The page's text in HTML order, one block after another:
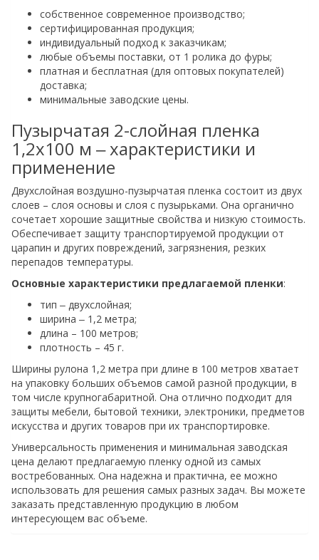
собственное современное производство;
сертифицированная продукция;
индивидуальный подход к заказчикам;
любые объемы поставки, от 1 ролика до фуры;
платная и бесплатная (для оптовых покупателей)
доставка;
минимальные заводские цены.
Пузырчатая 2-слойная пленка
1,2х100 м ‒ характеристики и
применение
Двухслойная воздушно-пузырчатая пленка состоит из двух
слоев – слоя основы и слоя с пузырьками. Она органично
сочетает хорошие защитные свойства и низкую стоимость.
Обеспечивает защиту транспортируемой продукции от
царапин и других повреждений, загрязнения, резких
перепадов температуры.
Основные характеристики предлагаемой пленки:
тип ‒ двухслойная;
ширина ‒ 1,2 метра;
длина – 100 метров;
плотность – 45 г.
Ширины рулона 1,2 метра при длине в 100 метров хватает
на упаковку больших объемов самой разной продукции, в
том числе крупногабаритной. Она отлично подходит для
защиты мебели, бытовой техники, электроники, предметов
искусства и других товаров при их транспортировке.
Универсальность применения и минимальная заводская
цена делают предлагаемую пленку одной из самых
востребованных. Она надежна и практична, ее можно
использовать для решения самых разных задач. Вы можете
заказать представленную продукцию в любом
интересующем вас объеме.